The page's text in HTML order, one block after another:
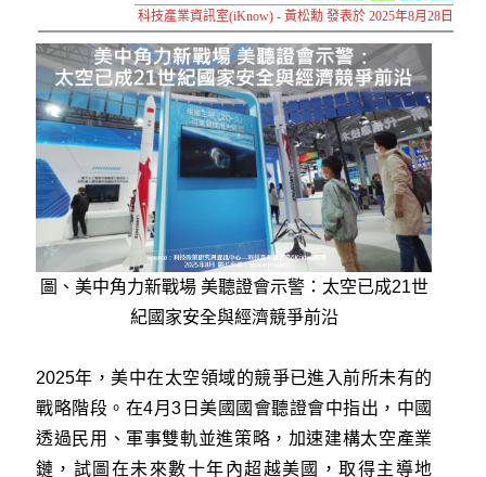
科技產業資訊室(iKnow) - 黃松勳 發表於 2025年8月28日
圖、美中角力新戰場 美聽證會示警：太空已成21世
紀國家安全與經濟競爭前沿
2025年，美中在太空領域的競爭已進入前所未有的
戰略階段。在4月3日美國國會聽證會中指出，中國
透過民用、軍事雙軌並進策略，加速建構太空產業
鏈，試圖在未來數十年內超越美國，取得主導地